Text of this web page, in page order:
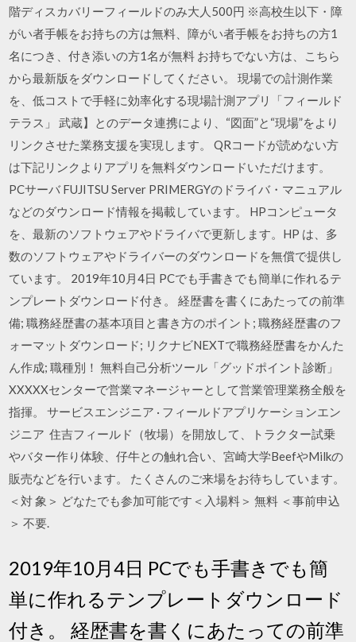
階ディスカバリーフィールドのみ大人500円 ※高校生以下・障
がい者手帳をお持ちの方は無料、障がい者手帳をお持ちの方1
名につき、付き添いの方1名が無料 お持ちでない方は、こちら
から最新版をダウンロードしてください。 現場での計測作業
を、低コストで手軽に効率化する現場計測アプリ「フィールド
テラス」 武蔵】とのデータ連携により、“図面”と“現場”をより
リンクさせた業務支援を実現します。 QRコードが読めない方
は下記リンクよりアプリを無料ダウンロードいただけます。
PCサーバ FUJITSU Server PRIMERGYのドライバ・マニュアル
などのダウンロード情報を掲載しています。 HPコンピュータ
を、最新のソフトウェアやドライバで更新します。HP は、多
数のソフトウェアやドライバーのダウンロードを無償で提供し
ています。 2019年10月4日 PCでも手書きでも簡単に作れるテ
ンプレートダウンロード付き。 経歴書を書くにあたっての前準
備; 職務経歴書の基本項目と書き方のポイント; 職務経歴書のフ
ォーマットダウンロード; リクナビNEXTで職務経歴書をかんた
ん作成; 職種別！ 無料自己分析ツール「グッドポイント診断」
XXXXXセンターで営業マネージャーとして営業管理業務全般を
指揮。 サービスエンジニア · フィールドアプリケーションエン
ジニア 住吉フィールド（牧場）を開放して、トラクター試乗
やバター作り体験、仔牛との触れ合い、宮崎大学BeefやMilkの
販売などを行います。 たくさんのご来場をお待ちしています。
＜対 象＞ どなたでも参加可能です＜入場料＞ 無料 ＜事前申込
＞ 不要.
2019年10月4日 PCでも手書きでも簡
単に作れるテンプレートダウンロード
付き。 経歴書を書くにあたっての前準